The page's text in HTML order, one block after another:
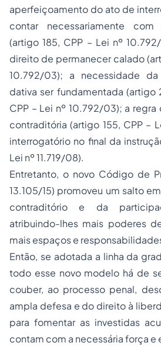
aperfeiçoamento do ato de
contar necessariamente com
(artigo 185, CPP – Lei nº
direito de permanecer calado
10.792/03); a necessidade
dativa ser fundamentada (artigo
CPP – Lei nº 10.792/03); a
contraditória (artigo 155, CPP –
interrogatório no final da
Lei nº 11.719/08).
Entretanto, o novo Código de
13.105/15) promoveu um salto
contraditório e da
atribuindo-lhes mais poderes
mais espaços e
Então, se adotada a linha da
todo esse novo modelo há de
couber, ao processo penal,
ampla defesa e do direito à
para fomentar as investidas
contam com a necessária força e